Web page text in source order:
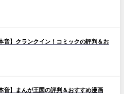
音】クランクイン！コミックの評判＆お
音】まんが王国の評判＆おすすめ漫画